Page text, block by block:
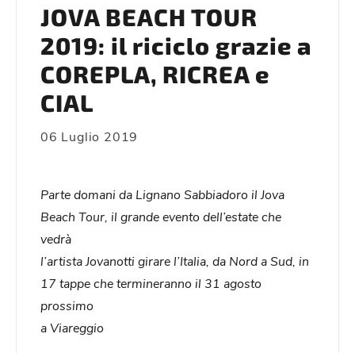
JOVA BEACH TOUR
2019: il riciclo grazie a
COREPLA, RICREA e
CIAL
06 Luglio 2019
Parte domani da Lignano Sabbiadoro il Jova
Beach Tour, il grande evento dell’estate che
vedrà
l’artista Jovanotti girare l’Italia, da Nord a Sud, in
17 tappe che termineranno il 31 agosto
prossimo
a Viareggio